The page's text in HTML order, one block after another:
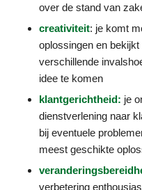
over de stand van
creativiteit: je komt
oplossingen en
verschillende
idee te komen
klantgerichtheid: je
dienstverlening naar
bij eventuele
meest geschikte
verbetering